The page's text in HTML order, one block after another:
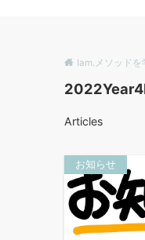
Iam.メソッド
Articles
お知らせ